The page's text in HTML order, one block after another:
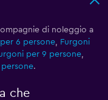
di noleggio a
6 persone, Furgoni
per 9 persone,
persone.
che